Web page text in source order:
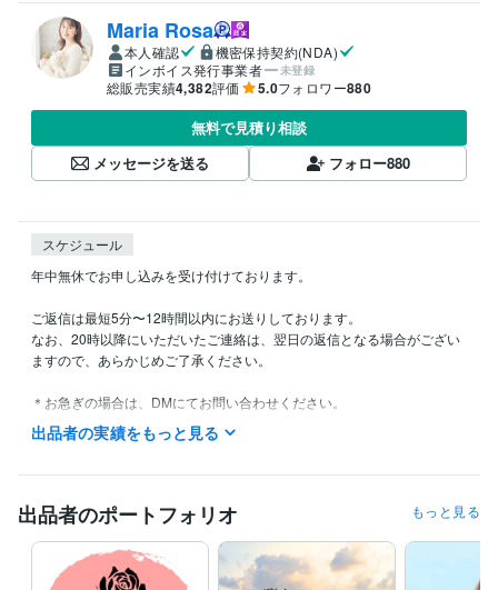
Maria Rosa
本人確認
機密保持契約(NDA)
インボイス発行事業者
未登録
総販売実績4,382評価 5.0フォロワー880
無料で見積り相談
メッセージを送る
フォロー880
スケジュール
年中無休でお申し込みを受け付けております。
ご返信は最短5分〜12時間以内にお送りしております。
なお、20時以降にいただいたご連絡は、翌日の返信となる場合がござい
ますので、あらかじめご了承ください。
＊お急ぎの場合は、DMにてお問い合わせください。
ただし、まれに気づかないことがございます。
数日経っても返信がない場合は、大変お手数ですが再度ご連絡いただけ
また、講座・イベント・出張などの都合により、通常より返信にお時間
をいただく日もございます。
何卒ご理解いただけますようお願いいたします。
経験職種
出品者の実績をもっと見る
出品者のポートフォリオ もっと見る